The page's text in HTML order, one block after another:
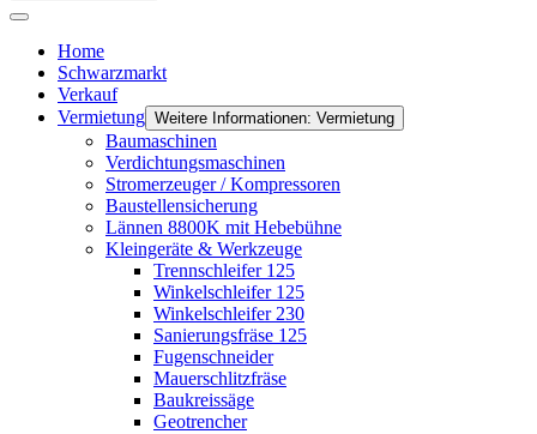
Home
Schwarzmarkt
Verkauf
Vermietung Weitere Informationen: Vermietung
Baumaschinen
Verdichtungsmaschinen
Stromerzeuger / Kompressoren
Baustellensicherung
Lännen 8800K mit Hebebühne
Kleingeräte & Werkzeuge
Trennschleifer 125
Winkelschleifer 125
Winkelschleifer 230
Sanierungsfräse 125
Fugenschneider
Mauerschlitzfräse
Baukreissäge
Geotrencher